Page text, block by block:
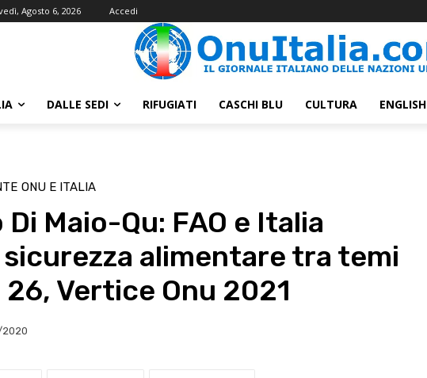
Agosto 6, 2026 Accedi
DALLE SEDI RIFUGIATI CASCHI BLU CULTURA ENGLISH
ONU E ITALIA
Maio-Qu: FAO e Italia
alimentare tra temi
26, Vertice Onu 2021
2020